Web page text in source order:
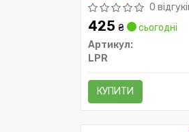
0
425 ₴
сьогодні
Артикул:
LPR
КУПИТИ